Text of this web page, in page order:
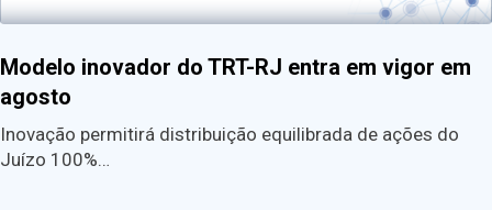
Modelo inovador do TRT-RJ entra em vigor em
agosto
Inovação permitirá distribuição equilibrada de ações do
Juízo 100%…